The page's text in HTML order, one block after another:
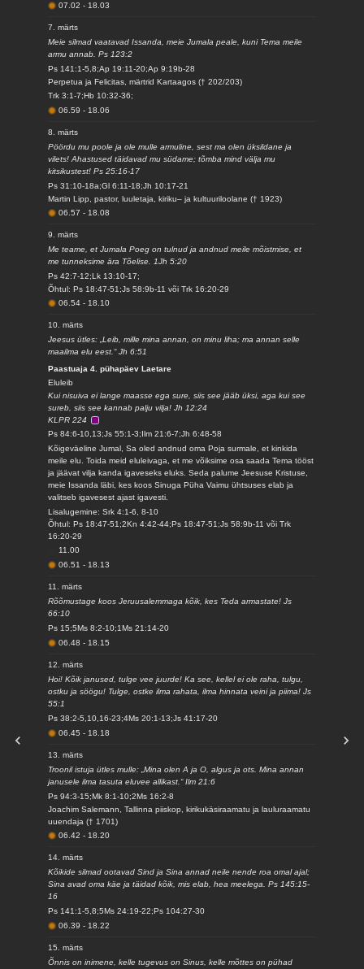
07.02- 18.03
7. märts
Meie silmad vaatavad Issanda, meie Jumala peale, kuni Tema meile
armu annab. Ps 123:2
Ps 141:1-5,8;Ap 19:11-20;Ap 9:19b-28
Perpetua ja Felicitas, märtrid Kartaagos († 202/203)
Trk 3:1-7;Hb 10:32-36;
06.59- 18.06
8. märts
Pöördu mu poole ja ole mulle armuline, sest ma olen üksildane ja
vilets! Ahastused täidavad mu südame; tõmba mind välja mu
kitsikustest! Ps 25:16-17
Ps 31:10-18a;Gl 6:11-18;Jh 10:17-21
Martin Lipp, pastor, luuletaja, kiriku– ja kultuuriloolane († 1923)
06.57- 18.08
9. märts
Me teame, et Jumala Poeg on tulnud ja andnud meile mõistmise, et
me tunneksime ära Tõelise. 1Jh 5:20
Ps 42:7-12;Lk 13:10-17;
Õhtul: Ps 18:47-51;Js 58:9b-11 või Trk 16:20-29
06.54- 18.10
10. märts
Jeesus ütles: „Leib, mille mina annan, on minu liha; ma annan selle
maailma elu eest.“ Jh 6:51
Paastuaja 4. pühapäev Laetare
Eluleib
Kui nisuiva ei lange maasse ega sure, siis see jääb üksi, aga kui see
sureb, siis see kannab palju vilja! Jh 12:24
KLPR 224
Ps 84:6-10,13;Js 55:1-3;Ilm 21:6-7;Jh 6:48-58
Kõigeväeline Jumal, Sa oled andnud oma Poja surmale, et kinkida
meile elu. Toida meid eluleivaga, et me võiksime osa saada Tema tööst
ja jäävat vilja kanda igaveseks eluks. Seda palume Jeesuse Kristuse,
meie Issanda läbi, kes koos Sinuga Püha Vaimu ühtsuses elab ja
valitseb igavesest ajast igavesti.
Lisalugemine: Srk 4:1-6, 8-10
Õhtul: Ps 18:47-51;2Kn 4:42-44;Ps 18:47-51;Js 58:9b-11 või Trk
16:20-29
11.00
06.51- 18.13
11. märts
Rõõmustage koos Jeruusalemmaga kõik, kes Teda armastate! Js
66:10
Ps 15;5Ms 8:2-10;1Ms 21:14-20
06.48- 18.15
12. märts
Hoi! Kõik janused, tulge vee juurde! Ka see, kellel ei ole raha, tulgu,
ostku ja söögu! Tulge, ostke ilma rahata, ilma hinnata veini ja piima! Js
55:1
Ps 38:2-5,10,16-23;4Ms 20:1-13;Js 41:17-20
06.45- 18.18
13. märts
Troonil istuja ütles mulle: „Mina olen A ja O, algus ja ots. Mina annan
janusele ilma tasuta eluvee allikast.“ Ilm 21:6
Ps 94:3-15;Mk 8:1-10;2Ms 16:2-8
Joachim Salemann, Tallinna piiskop, kirikukäsiraamatu ja lauluraamatu
uuendaja († 1701)
06.42- 18.20
14. märts
Kõikide silmad ootavad Sind ja Sina annad neile nende roa omal ajal;
Sina avad oma käe ja täidad kõik, mis elab, hea meelega. Ps 145:15-
16
Ps 141:1-5,8;5Ms 24:19-22;Ps 104:27-30
06.39- 18.22
15. märts
Õnnis on inimene, kelle tugevus on Sinus, kelle mõttes on pühad